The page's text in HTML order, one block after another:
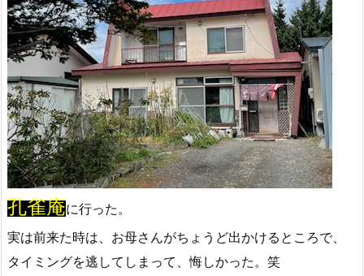
孔雀庵に行った。
実は前来た時は、お母さんがちょうど出かけるところで、
タイミングを逃してしまって、悔しかった。笑